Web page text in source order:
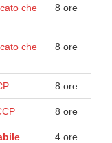
che
8 ore
che
8 ore
8 ore
8 ore
4 ore